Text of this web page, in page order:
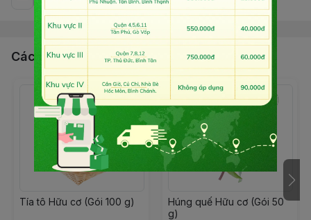
Các sản phẩm, dịch vụ khác
Tía tô Hữu cơ (Gói 100 g)
Húng quế Hữu cơ (Gói 50
g)